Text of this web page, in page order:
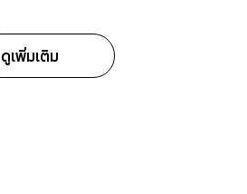
ดูเพิ่มเติม